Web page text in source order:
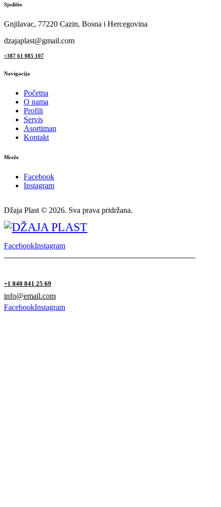
Sjedište
Gnjilavac, 77220 Cazin, Bosna i Hercegovina
dzajaplast@gmail.com
+387 61 085 107
Navigacija
Početna
O nama
Profili
Servis
Asortiman
Kontakt
Mreže
Facebook
Instagram
Džaja Plast © 2026. Sva prava pridržana.
FacebookInstagram
+1 840 841 25 69
info@email.com
FacebookInstagram